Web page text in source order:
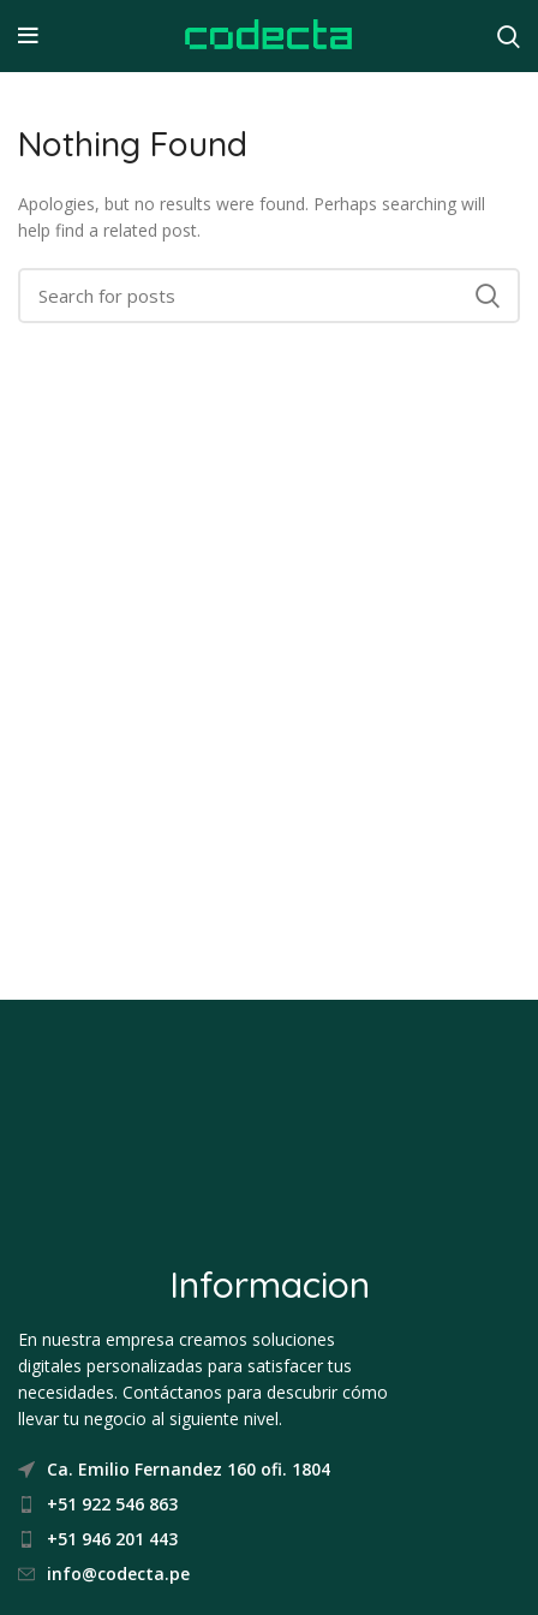
Nothing Found
Apologies, but no results were found. Perhaps searching will
help find a related post.
Informacion
En nuestra empresa creamos soluciones
digitales personalizadas para satisfacer tus
necesidades. Contáctanos para descubrir cómo
llevar tu negocio al siguiente nivel.
Ca. Emilio Fernandez 160 ofi. 1804
+51 922 546 863
+51 946 201 443
info@codecta.pe